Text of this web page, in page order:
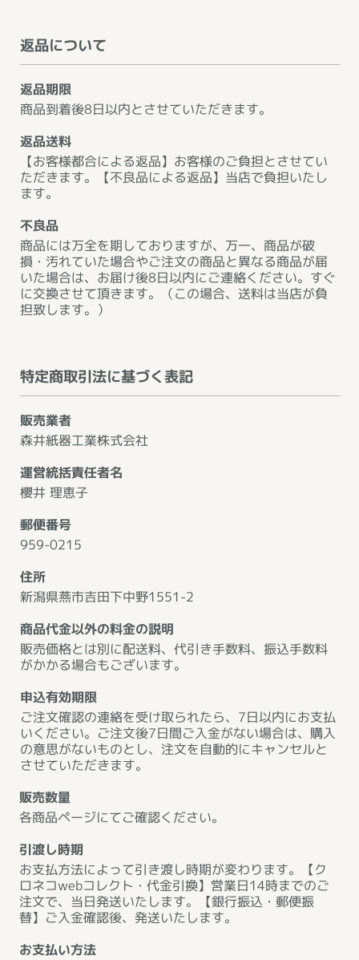
返品について
返品期限
商品到着後8日以内とさせていただきます。
返品送料
【お客様都合による返品】お客様のご負担とさせてい
ただきます。【不良品による返品】当店で負担いたし
ます。
不良品
商品には万全を期しておりますが、万一、商品が破
損・汚れていた場合やご注文の商品と異なる商品が届
いた場合は、お届け後8日以内にご連絡ください。すぐ
に交換させて頂きます。（この場合、送料は当店が負
担致します。）
特定商取引法に基づく表記
販売業者
森井紙器工業株式会社
運営統括責任者名
櫻井 理恵子
郵便番号
959-0215
住所
新潟県燕市吉田下中野1551-2
商品代金以外の料金の説明
販売価格とは別に配送料、代引き手数料、振込手数料
がかかる場合もございます。
申込有効期限
ご注文確認の連絡を受け取られたら、7日以内にお支払
いください。ご注文後7日間ご入金がない場合は、購入
の意思がないものとし、注文を自動的にキャンセルと
させていただきます。
販売数量
各商品ページにてご確認ください。
引渡し時期
お支払方法によって引き渡し時期が変わります。【ク
ロネコwebコレクト・代金引換】営業日14時までのご
注文で、当日発送いたします。【銀行振込・郵便振
替】ご入金確認後、発送いたします。
お支払い方法